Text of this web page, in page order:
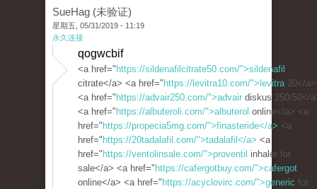
SueHag (未验证)
星期五, 05/31/2019 - 11:19
永久连接
qogwcbif
<a href=" https://sildenafilcitrate50.com/">sildenafil
citrate</a> <a href=" https://levitra10.com/">levitra20</a>
<a href=" https://advair250.com/">advair diskus 250/50</
<a href=" https://albuteroli.com/">albuterol online</a> <a
href=" https://propecia5mg.com/">finasteride</a> <a
href=" https://20tadalafil.com/">tadalafil</a> <a
href=" https://ventolinsale.com/">proventil inhaler for
sale</a> <a href=" https://cafergotbuy.com/">cafergot
online</a> <a href=" https://acyclovirc.com/">generic for